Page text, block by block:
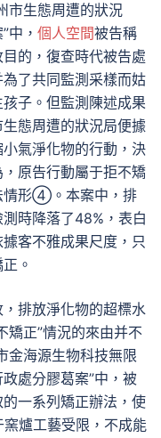
市生態周遭的狀況
中， 個人空間被告稱
的，復查時代被告處
了共同監測采樣而姑
子。但監測陳述成果
態周遭的狀況局便據
氣淨化物的行動，決
原告行動屬于拒不矯
情形④。本案中，排
時降落了48%，表白
客不雅成果尺度，只
。
排放淨化物的超標水
矯正”情況的來由并不
金海源生物科技無限
處分膠葛案”中，被
一系列矯正辦法，使
爐工藝受限，不成能